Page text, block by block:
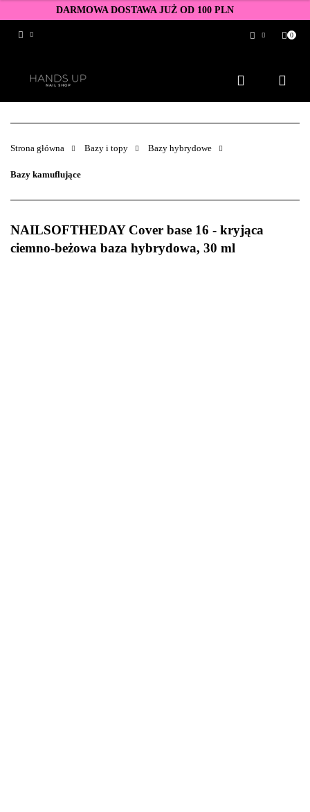
DARMOWA DOSTAWA JUŻ OD 100 PLN
Zarejestruj się
Dodaj zgłoszenie
Zgody cookies
0
Strona główna Bazy i topy Bazy hybrydowe
Bazy kamuflujące
NAILSOFTHEDAY Cover base 16 - kryjąca
ciemno-beżowa baza hybrydowa, 30 ml